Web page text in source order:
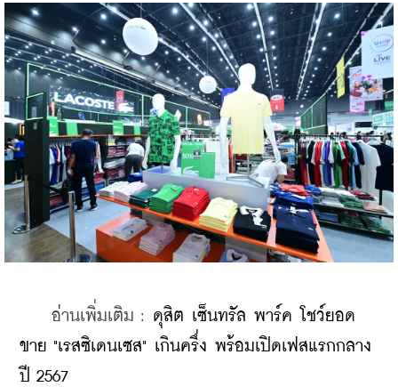
อ่านเพิ่มเติม : ดุสิต เซ็นทรัล พาร์ค โชว์ยอด
ขาย "เรสซิเดนเซส" เกินครึ่ง พร้อมเปิดเฟสแรกกลาง
ปี 2567